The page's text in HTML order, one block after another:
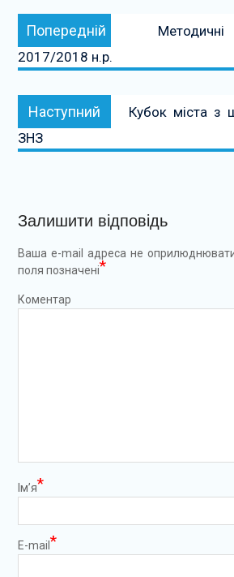
Навігація
записів
Попередній Попередній:
2017/2018 н.р.
Наступний Наступний:
Кубок міста з
ЗНЗ
Залишити відповідь
Ваша e-mail адреса не
поля позначені*
Коментар
Ім’я*
E-mail *